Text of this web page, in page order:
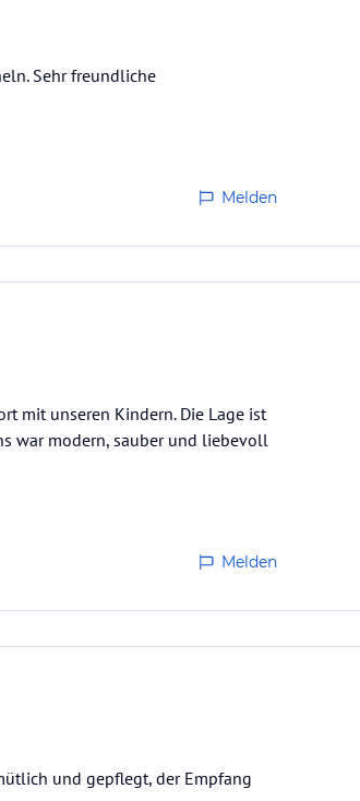
Sehr freundliche
Melden
mit unseren Kindern. Die Lage ist
war modern, sauber und liebevoll
Melden
und gepflegt, der Empfang